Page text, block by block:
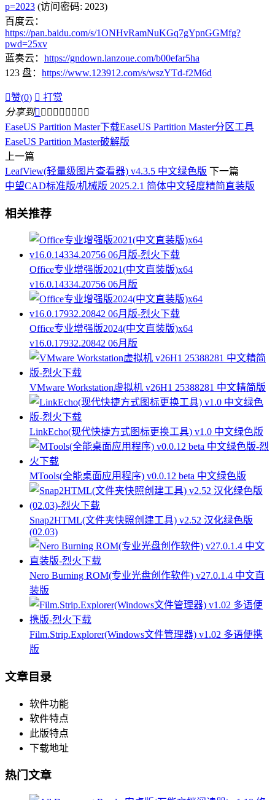
p=2023 (访问密码: 2023)
百度云：
https://pan.baidu.com/s/1ONHvRamNuKGq7gYpnGGMfg?
pwd=25xv
蓝奏云： https://gndown.lanzoue.com/b00efar5ha
123 盘： https://www.123912.com/s/wszYTd-f2M6d
赞(0)  打赏
分享到        
EaseUS Partition Master下载EaseUS Partition Master分区工具
EaseUS Partition Master破解版
上一篇
LeafView(轻量级图片查看器) v4.3.5 中文绿色版 下一篇
中望CAD标准版/机械版 2025.2.1 简体中文轻度精简直装版
相关推荐
Office专业增强版2021(中文直装版)x64
v16.0.14334.20756 06月版
Office专业增强版2024(中文直装版)x64
v16.0.17932.20842 06月版
VMware Workstation虚拟机 v26H1 25388281 中文精简版
LinkEcho(现代快捷方式图标更换工具) v1.0 中文绿色版
MTools(全能桌面应用程序) v0.0.12 beta 中文绿色版
Snap2HTML(文件夹快照创建工具) v2.52 汉化绿色版
(02.03)
Nero Burning ROM(专业光盘创作软件) v27.0.1.4 中文直
装版
Film.Strip.Explorer(Windows文件管理器) v1.02 多语便携
版
文章目录
软件功能
软件特点
此版特点
下载地址
热门文章